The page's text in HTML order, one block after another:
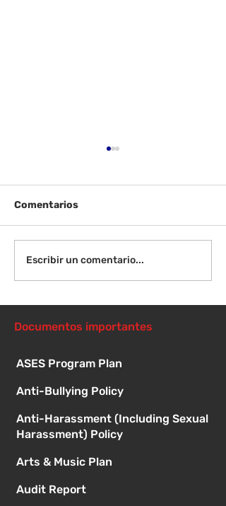
Instrucciones para la
reunión de la junta
Comentarios
Escribir un comentario...
Documentos importantes
ASES Program Plan
Anti-Bullying Policy
Anti-Harassment (Including Sexual
Harassment) Policy
Arts & Music Plan
Audit Report